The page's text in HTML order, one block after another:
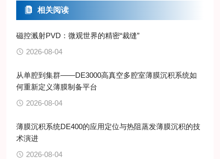
相关阅读
磁控溅射PVD：微观世界的精密“裁缝”
2026-08-04
从单腔到集群——DE3000高真空多腔室薄膜沉积系统如
何重新定义薄膜制备平台
2026-08-04
薄膜沉积系统DE400的应用定位与热阻蒸发薄膜沉积的技
术演进
2026-08-04